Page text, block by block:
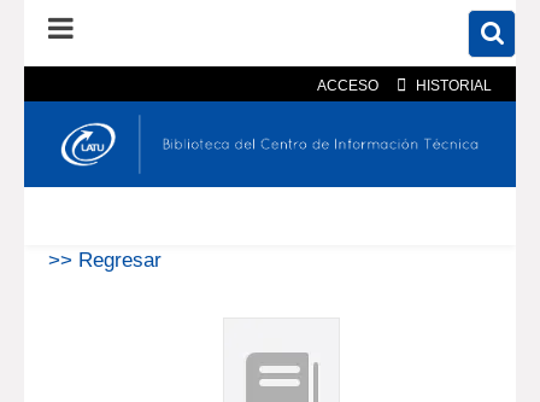
ACCESO HISTORIAL
En el catálogo En el sitio
>> Regresar